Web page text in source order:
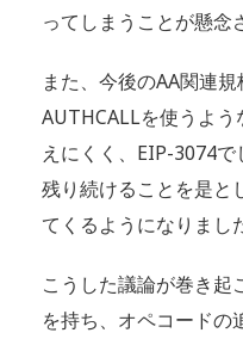
ってしまうことが懸念
また、今後のAA関連
AUTHCALLを使うよ
えにくく、EIP-3074
残り続けることを是と
てくるようになりまし
こうした議論が巻き起
を持ち、オペコードの